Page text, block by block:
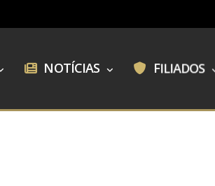
NOTÍCIAS FILIADOS